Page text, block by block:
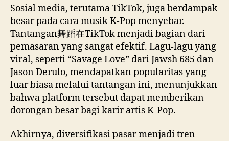
Sosial media, terutama TikTok, juga berdampak
besar pada cara musik K-Pop menyebar.
Tantangan舞蹈在TikTok menjadi bagian dari
pemasaran yang sangat efektif. Lagu-lagu yang
viral, seperti “Savage Love” dari Jawsh 685 dan
Jason Derulo, mendapatkan popularitas yang
luar biasa melalui tantangan ini, menunjukkan
bahwa platform tersebut dapat memberikan
dorongan besar bagi karir artis K-Pop.
Akhirnya, diversifikasi pasar menjadi tren